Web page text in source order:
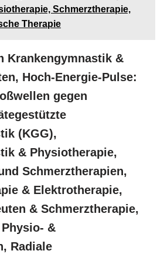
Schmerztherapie,
Therapie
Krankengymnastik &
Hoch-Energie-Pulse:
gegen
(KGG),
& Physiotherapie,
Schmerztherapien,
& Elektrotherapie,
& Schmerztherapie,
&
Radiale